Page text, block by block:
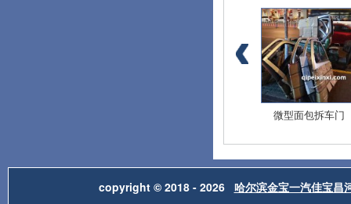
微型面包拆车门
copyright © 2018 - 2026 哈尔滨金宝一汽佳宝昌